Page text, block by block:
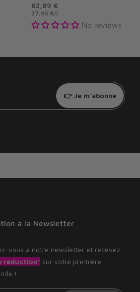
62,89 €
27,95 €/l
No reviews
👉 Je m'abonne
à la Newsletter
vous à notre newsletter et recevez
réduction* sur votre première
!